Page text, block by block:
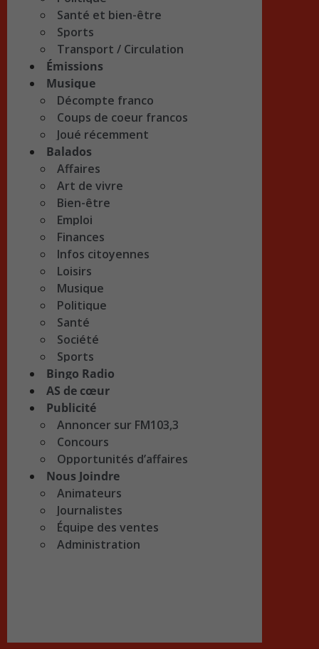
Santé et bien-être
Sports
Transport / Circulation
Émissions
Musique
Décompte franco
Coups de coeur francos
Joué récemment
Balados
Affaires
Art de vivre
Bien-être
Emploi
Finances
Infos citoyennes
Loisirs
Musique
Politique
Santé
Société
Sports
Bingo Radio
AS de cœur
Publicité
Annoncer sur FM103,3
Concours
Opportunités d’affaires
Nous Joindre
Animateurs
Journalistes
Équipe des ventes
Administration